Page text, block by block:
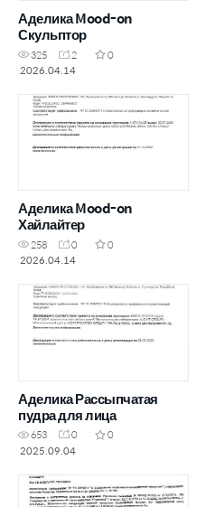
Аделика Mood-on
Скульптор
325 2
0
2026.04.14
Аделика Mood-on
Хайлайтер
258 0
0
2026.04.14
Аделика Рассыпчатая
пудра для лица
653 0
0
2025.09.04